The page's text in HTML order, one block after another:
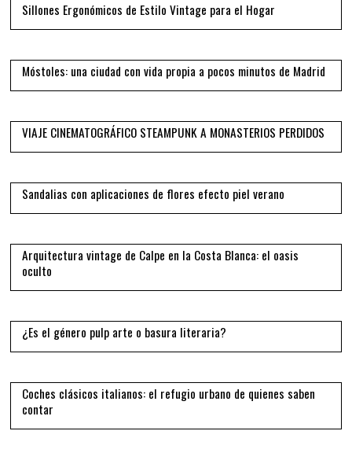
Sillones Ergonómicos de Estilo Vintage para el Hogar
09
Móstoles: una ciudad con vida propia a pocos minutos de Madrid
10
VIAJE CINEMATOGRÁFICO STEAMPUNK A MONASTERIOS PERDIDOS
11
Sandalias con aplicaciones de flores efecto piel verano
12
Arquitectura vintage de Calpe en la Costa Blanca: el oasis
oculto
13
¿Es el género pulp arte o basura literaria?
14
Coches clásicos italianos: el refugio urbano de quienes saben
contar